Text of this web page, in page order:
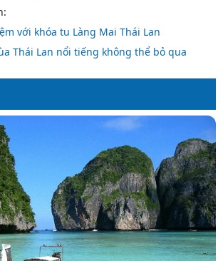
với khóa tu Làng Mai Thái Lan
Thái Lan nổi tiếng không thể bỏ qua